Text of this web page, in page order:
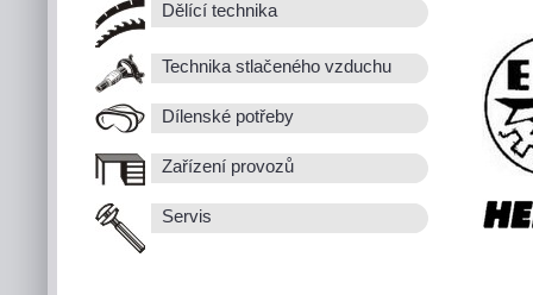
Dělící technika
Technika stlačeného vzduchu
Dílenské potřeby
Zařízení provozů
Servis